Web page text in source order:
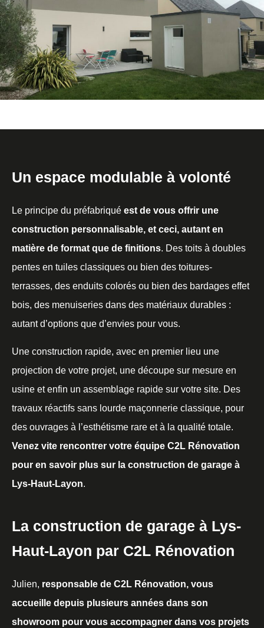
Un espace modulable à volonté
Le principe du préfabriqué est de vous offrir une
construction personnalisable, et ceci, autant en
matière de format que de finitions. Des toits à doubles
pentes en tuiles classiques ou bien des toitures-
terrasses, des enduits colorés ou bien des bardages effet
bois, des menuiseries dans des matériaux durables :
autant d’options que d’envies pour vous.
Une construction rapide, avec en premier lieu une
projection de votre projet, une découpe sur mesure en
usine et enfin un assemblage rapide sur votre site. Des
travaux réactifs sans lourde maçonnerie classique, pour
des ouvrages à l’esthétisme rare et à la qualité totale.
Venez vite rencontrer votre équipe C2L Rénovation
pour en savoir plus sur la construction de garage à
Lys-Haut-Layon.
La construction de garage à Lys-
Haut-Layon par C2L Rénovation
Julien, responsable de C2L Rénovation, vous
accueille depuis plusieurs années dans son
showroom pour vous accompagner dans vos projets